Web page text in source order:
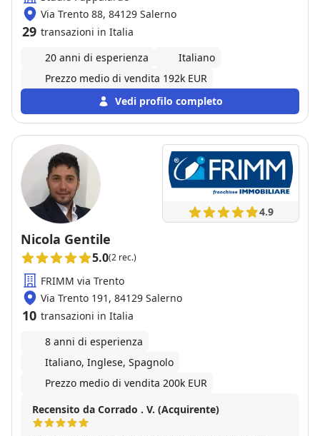
Via Trento 88, 84129 Salerno
29 transazioni in Italia
20 anni di esperienza
Italiano
Prezzo medio di vendita 192k EUR
Vedi profilo completo
4.9
Nicola Gentile
5.0(2 rec.)
FRIMM via Trento
Via Trento 191, 84129 Salerno
10 transazioni in Italia
8 anni di esperienza
Italiano, Inglese, Spagnolo
Prezzo medio di vendita 200k EUR
Recensito da Corrado . V. (Acquirente)